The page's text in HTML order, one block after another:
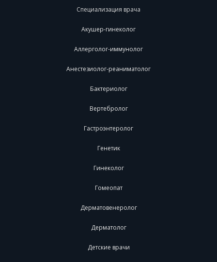
Специализация врача
Акушер-гинеколог
Аллерголог-иммунолог
Анестезиолог-реаниматолог
Бактериолог
Вертебролог
Гастроэнтеролог
Генетик
Гинеколог
Гомеопат
Дерматовенеролог
Дерматолог
Детские врачи